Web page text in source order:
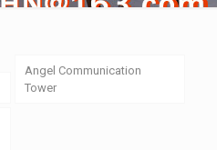
Angel Communication
Tower